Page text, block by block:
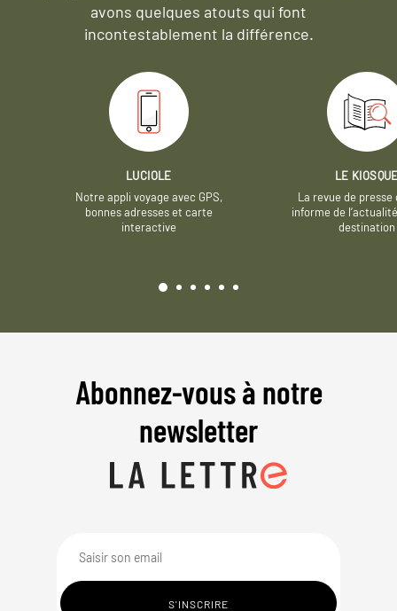
avons quelques atouts qui font
incontestablement la différence.
LUCIOLE
Notre appli voyage avec GPS,
bonnes adresses et carte
interactive
LE
La revue de presse
informe de
destination
Abonnez-vous à notre
newsletter